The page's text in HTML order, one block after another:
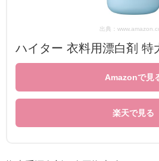
出典：
ハイター 衣料用漂白剤 特
Amazonで見
楽天で見る